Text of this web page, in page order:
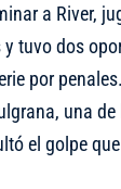
a River,
tuvo dos
por
una
el golpe